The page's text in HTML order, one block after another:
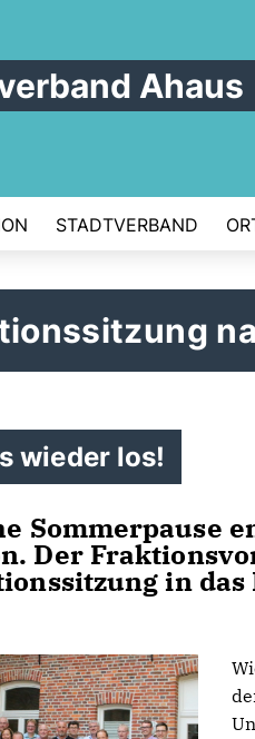
Ahaus
STADTVERBAND
wieder los!
Sommerpause
Der
in das